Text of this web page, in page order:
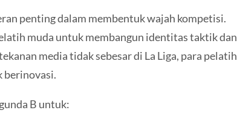
penting dalam membentuk wajah kompetisi.
muda untuk membangun identitas taktik dan
media tidak sebesar di La Liga, para pelatih
berinovasi.
B untuk: